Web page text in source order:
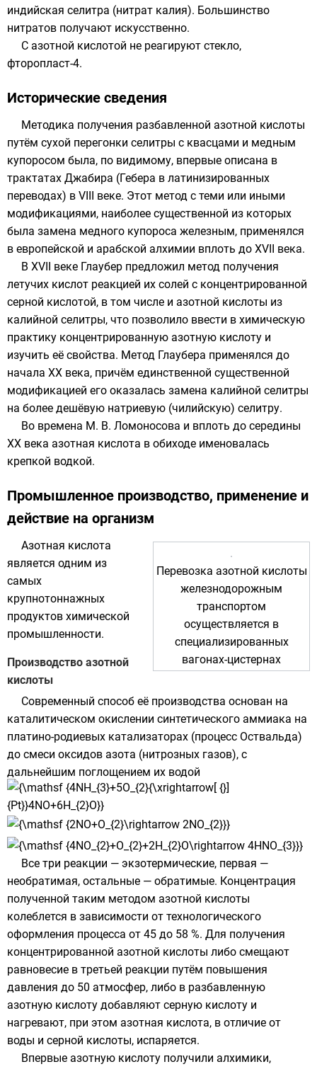
индийская селитра (нитрат калия). Большинство
нитратов получают искусственно.
С азотной кислотой не реагируют стекло,
фторопласт-4.
Исторические сведения
Методика получения разбавленной азотной кислоты
путём сухой перегонки селитры с квасцами и медным
купоросом была, по видимому, впервые описана в
трактатах Джабира (Гебера в латинизированных
переводах) в VIII веке. Этот метод с теми или иными
модификациями, наиболее существенной из которых
была замена медного купороса железным, применялся
в европейской и арабской алхимии вплоть до XVII века.
В XVII веке Глаубер предложил метод получения
летучих кислот реакцией их солей с концентрированной
серной кислотой, в том числе и азотной кислоты из
калийной селитры, что позволило ввести в химическую
практику концентрированную азотную кислоту и
изучить её свойства. Метод Глаубера применялся до
начала XX века, причём единственной существенной
модификацией его оказалась замена калийной селитры
на более дешёвую натриевую (чилийскую) селитру.
Во времена М. В. Ломоносова и вплоть до середины
XX века азотная кислота в обиходе именовалась
крепкой водкой.
Промышленное производство, применение и
действие на организм
Перевозка азотной кислоты
железнодорожным
транспортом
осуществляется в
специализированных
вагонах-цистернах
Азотная кислота
является одним из
самых
крупнотоннажных
продуктов химической
промышленности.
Производство азотной
кислоты
Современный способ её производства основан на
каталитическом окислении синтетического аммиака на
платино-родиевых катализаторах (процесс Оствальда)
до смеси оксидов азота (нитрозных газов), с
дальнейшим поглощением их водой
Все три реакции — экзотермические, первая —
необратимая, остальные — обратимые. Концентрация
полученной таким методом азотной кислоты
колеблется в зависимости от технологического
оформления процесса от 45 до 58 %. Для получения
концентрированной азотной кислоты либо смещают
равновесие в третьей реакции путём повышения
давления до 50 атмосфер, либо в разбавленную
азотную кислоту добавляют серную кислоту и
нагревают, при этом азотная кислота, в отличие от
воды и серной кислоты, испаряется.
Впервые азотную кислоту получили алхимики,